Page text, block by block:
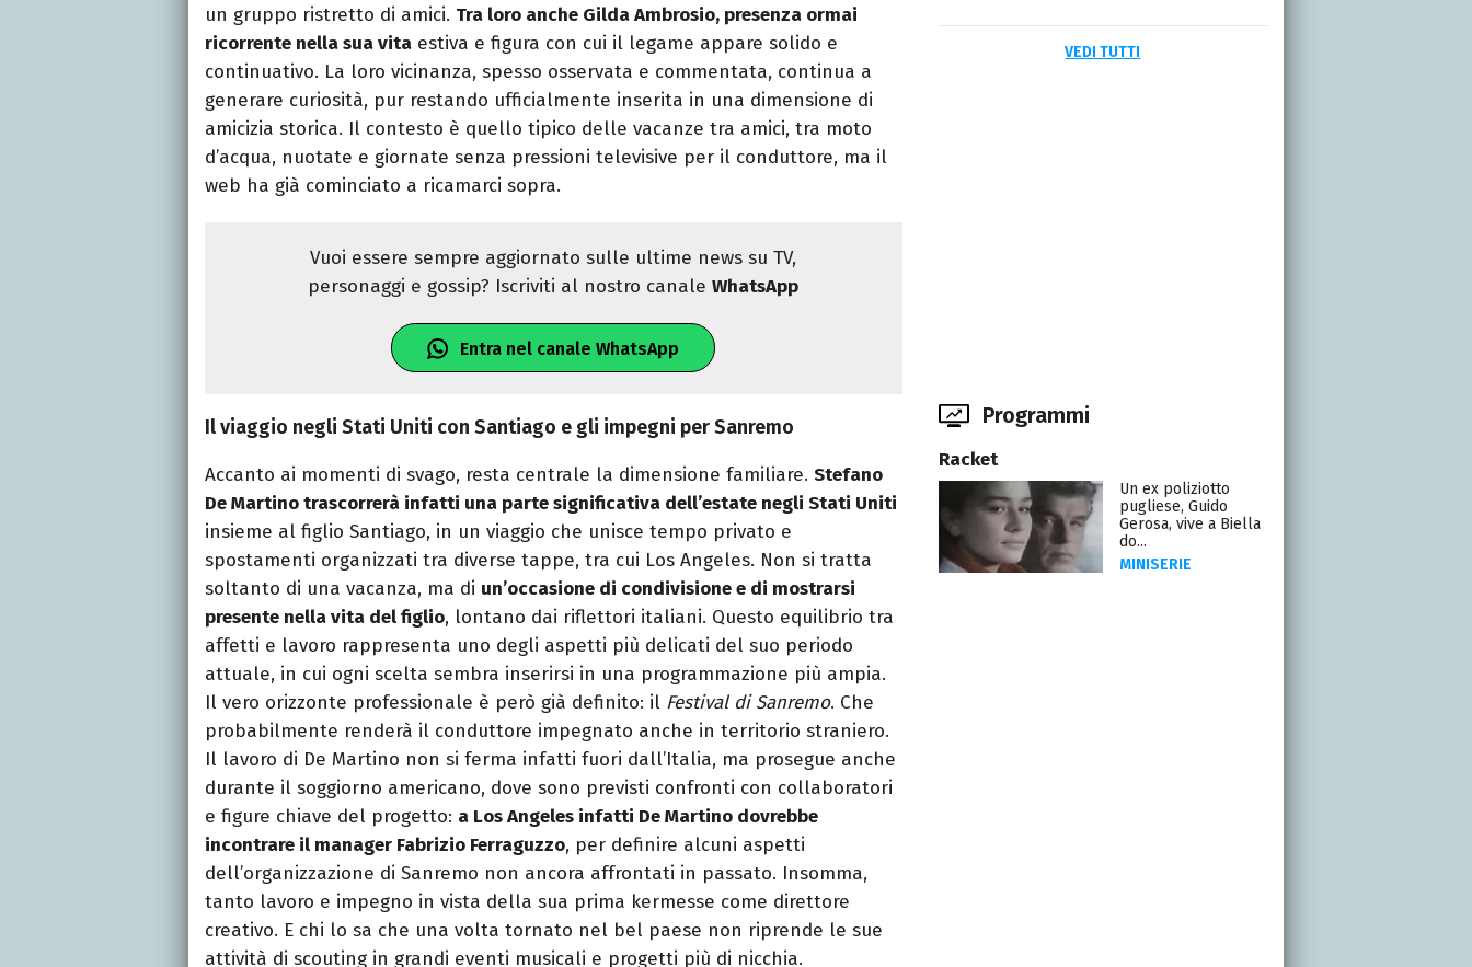
un gruppo ristretto di amici. Tra loro anche Gilda Ambrosio, presenza ormai
ricorrente nella sua vita estiva e figura con cui il legame appare solido e
continuativo. La loro vicinanza, spesso osservata e commentata, continua a
generare curiosità, pur restando ufficialmente inserita in una dimensione di
amicizia storica. Il contesto è quello tipico delle vacanze tra amici, tra moto
d’acqua, nuotate e giornate senza pressioni televisive per il conduttore, ma il
web ha già cominciato a ricamarci sopra.
Vuoi essere sempre aggiornato sulle ultime news su TV,
personaggi e gossip? Iscriviti al nostro canaleWhatsApp
Entra nel canale WhatsApp
Il viaggio negli Stati Uniti con Santiago e gli impegni per Sanremo
Accanto ai momenti di svago, resta centrale la dimensione familiare. Stefano
De Martino trascorrerà infatti una parte significativa dell’estate negli Stati Uniti
insieme al figlio Santiago, in un viaggio che unisce tempo privato e
spostamenti organizzati tra diverse tappe, tra cui Los Angeles. Non si tratta
soltanto di una vacanza, ma di un’occasione di condivisione e di mostrarsi
presente nella vita del figlio, lontano dai riflettori italiani. Questo equilibrio tra
affetti e lavoro rappresenta uno degli aspetti più delicati del suo periodo
attuale, in cui ogni scelta sembra inserirsi in una programmazione più ampia.
Il vero orizzonte professionale è però già definito: il Festival di Sanremo. Che
probabilmente renderà il conduttore impegnato anche in territorio straniero.
Il lavoro di De Martino non si ferma infatti fuori dall’Italia, ma prosegue anche
durante il soggiorno americano, dove sono previsti confronti con collaboratori
e figure chiave del progetto: a Los Angeles infatti De Martino dovrebbe
incontrare il manager Fabrizio Ferraguzzo, per definire alcuni aspetti
dell’organizzazione di Sanremo non ancora affrontati in passato. Insomma,
tanto lavoro e impegno in vista della sua prima kermesse come direttore
creativo. E chi lo sa che una volta tornato nel bel paese non riprende le sue
attività di scouting in grandi eventi musicali e progetti più di nicchia.
VEDI TUTTI
Programmi
Racket
Un ex poliziotto
pugliese, Guido
Gerosa, vive a Biella
do...
MINISERIE